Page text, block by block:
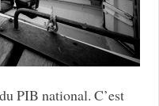
PIB national. C’est